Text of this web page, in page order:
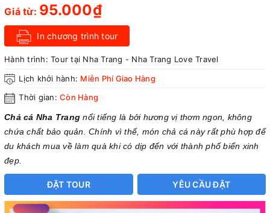
Giá từ: 95.000₫
In chương trình tour
Hành trình: Tour tại Nha Trang - Nha Trang Love Travel
Lịch khởi hành: Miễn Phí Giao Hàng
Thời gian: Còn Hàng
Chả cá Nha Trang nổi tiếng là bởi hương vị thơm ngon, không
chứa chất bảo quản. Chính vì thế, món chả cá này rất phù hợp để
du khách mua về làm quà khi có dịp đến với thành phố biển xinh
đẹp.
ĐẶT TOUR YÊU CẦU ĐẶT